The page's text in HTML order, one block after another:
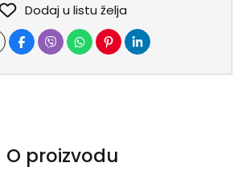
Dodaj u listu želja
O proizvodu